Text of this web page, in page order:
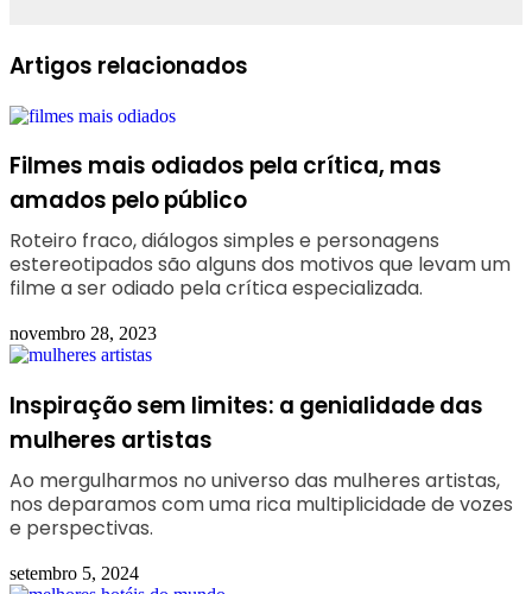
Facebook
Linkedin
WhatsApp
Telegram
Artigos relacionados
Filmes mais odiados pela crítica, mas
amados pelo público
Roteiro fraco, diálogos simples e personagens
estereotipados são alguns dos motivos que levam um
filme a ser odiado pela crítica especializada.
novembro 28, 2023
Inspiração sem limites: a genialidade das
mulheres artistas
Ao mergulharmos no universo das mulheres artistas,
nos deparamos com uma rica multiplicidade de vozes
e perspectivas.
setembro 5, 2024